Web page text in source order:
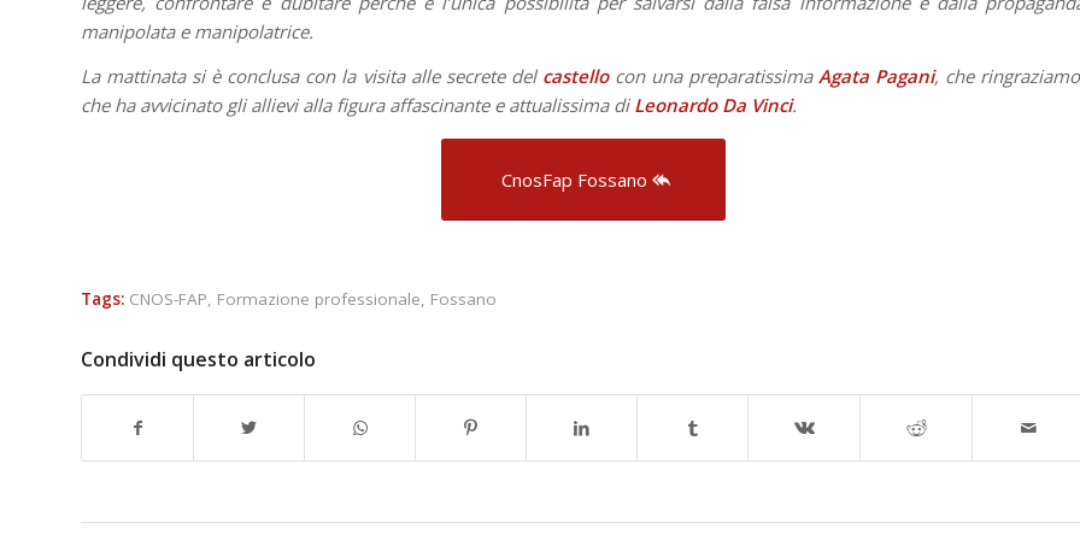
manipolata e manipolatrice.
La mattinata si è conclusa con la visita alle secrete del castellocon una preparatissimaAgata Pagani, che
che ha avvicinato gli allievi alla figura affascinante e attualissima diLeonardo Da Vinci.
CnosFap Fossano
Tags: CNOS-FAP, Formazione professionale, Fossano
Condividi questo articolo